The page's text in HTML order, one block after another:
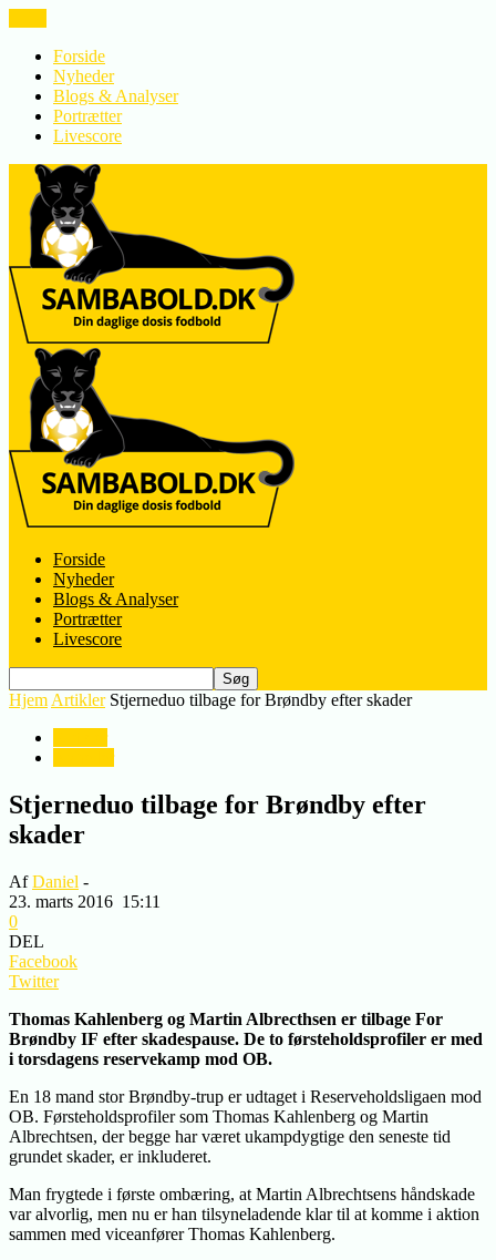
Forside
Nyheder
Blogs & Analyser
Portrætter
Livescore
Forside
Nyheder
Blogs & Analyser
Portrætter
Livescore
Hjem Artikler Stjerneduo tilbage for Brøndby efter skader
Stjerneduo tilbage for Brøndby efter
skader
AfDaniel -
23. marts 2016 15:11
0
DEL
Facebook
Twitter
Thomas Kahlenberg og Martin Albrecthsen er tilbage For
Brøndby IF efter skadespause. De to førsteholdsprofiler er med
i torsdagens reservekamp mod OB.
En 18 mand stor Brøndby-trup er udtaget i Reserveholdsligaen mod
OB. Førsteholdsprofiler som Thomas Kahlenberg og Martin
Albrechtsen, der begge har været ukampdygtige den seneste tid
grundet skader, er inkluderet.
Man frygtede i første ombæring, at Martin Albrechtsens håndskade
var alvorlig, men nu er han tilsyneladende klar til at komme i aktion
sammen med viceanfører Thomas Kahlenberg.